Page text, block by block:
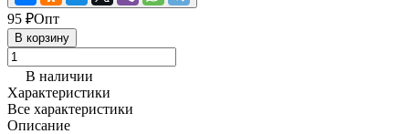
95 ₽Опт
В корзину
В наличии
Характеристики
Все характеристики
Описание